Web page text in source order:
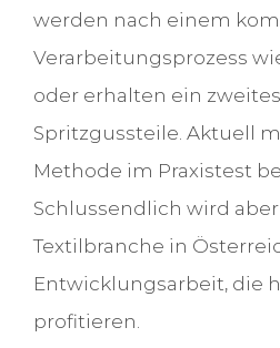
werden nach einem
Verarbeitungsprozess
oder erhalten ein
Spritzgussteile. Aktuell
Methode im Praxistest
Schlussendlich wird
Textilbranche in
Entwicklungsarbeit, die
profitieren.